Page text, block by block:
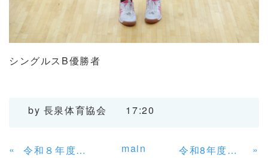
シングルスB優勝者
by 長泉体育協会 17:20
« 令和８年度長泉町町民５大会総合開会式及び第１回幹事会 main 令和8年度 第66回町民ソフトボール大会 »